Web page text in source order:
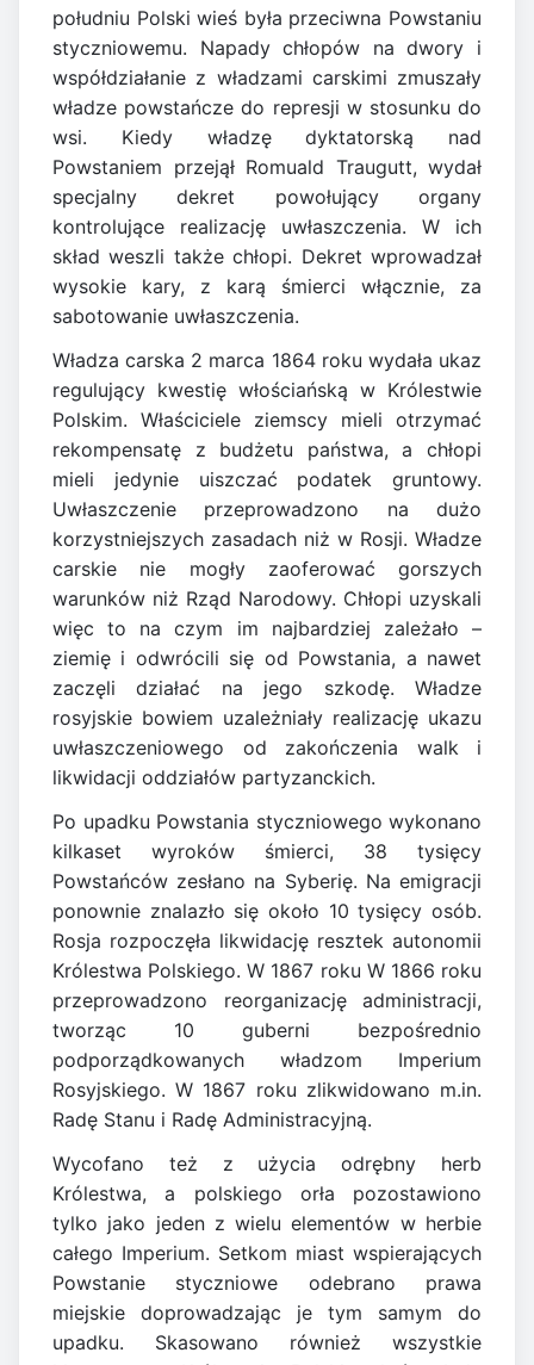
południu Polski wieś była przeciwna Powstaniu
styczniowemu. Napady chłopów na dwory i
współdziałanie z władzami carskimi zmuszały
władze powstańcze do represji w stosunku do
wsi. Kiedy władzę dyktatorską nad
Powstaniem przejął Romuald Traugutt, wydał
specjalny dekret powołujący organy
kontrolujące realizację uwłaszczenia. W ich
skład weszli także chłopi. Dekret wprowadzał
wysokie kary, z karą śmierci włącznie, za
sabotowanie uwłaszczenia.
Władza carska 2 marca 1864 roku wydała ukaz
regulujący kwestię włościańską w Królestwie
Polskim. Właściciele ziemscy mieli otrzymać
rekompensatę z budżetu państwa, a chłopi
mieli jedynie uiszczać podatek gruntowy.
Uwłaszczenie przeprowadzono na dużo
korzystniejszych zasadach niż w Rosji. Władze
carskie nie mogły zaoferować gorszych
warunków niż Rząd Narodowy. Chłopi uzyskali
więc to na czym im najbardziej zależało –
ziemię i odwrócili się od Powstania, a nawet
zaczęli działać na jego szkodę. Władze
rosyjskie bowiem uzależniały realizację ukazu
uwłaszczeniowego od zakończenia walk i
likwidacji oddziałów partyzanckich.
Po upadku Powstania styczniowego wykonano
kilkaset wyroków śmierci, 38 tysięcy
Powstańców zesłano na Syberię. Na emigracji
ponownie znalazło się około 10 tysięcy osób.
Rosja rozpoczęła likwidację resztek autonomii
Królestwa Polskiego. W 1867 roku W 1866 roku
przeprowadzono reorganizację administracji,
tworząc 10 guberni bezpośrednio
podporządkowanych władzom Imperium
Rosyjskiego. W 1867 roku zlikwidowano m.in.
Radę Stanu i Radę Administracyjną.
Wycofano też z użycia odrębny herb
Królestwa, a polskiego orła pozostawiono
tylko jako jeden z wielu elementów w herbie
całego Imperium. Setkom miast wspierających
Powstanie styczniowe odebrano prawa
miejskie doprowadzając je tym samym do
upadku. Skasowano również wszystkie